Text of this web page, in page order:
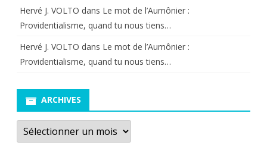
Hervé J. VOLTO dans Le mot de l’Aumônier :
Providentialisme, quand tu nous tiens…
Hervé J. VOLTO dans Le mot de l’Aumônier :
Providentialisme, quand tu nous tiens…
ARCHIVES
Archives